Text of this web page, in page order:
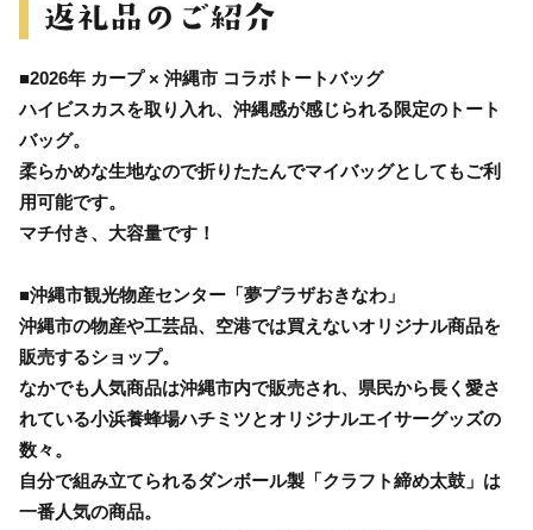
■2026年 カープ × 沖縄市 コラボトートバッグ
ハイビスカスを取り入れ、沖縄感が感じられる限定のトート
バッグ。
柔らかめな生地なので折りたたんでマイバッグとしてもご利
用可能です。
マチ付き、大容量です！
■沖縄市観光物産センター「夢プラザおきなわ」
沖縄市の物産や工芸品、空港では買えないオリジナル商品を
販売するショップ。
なかでも人気商品は沖縄市内で販売され、県民から長く愛さ
れている小浜養蜂場ハチミツとオリジナルエイサーグッズの
数々。
自分で組み立てられるダンボール製「クラフト締め太鼓」は
一番人気の商品。